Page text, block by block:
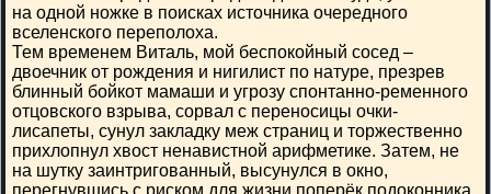
на одной ножке в поисках источника очередного
вселенского переполоха.
Тем временем Виталь, мой беспокойный сосед –
двоечник от рождения и нигилист по натуре, презрев
блинный бойкот мамаши и угрозу спонтанно-ременного
отцовского взрыва, сорвал с переносицы очки-
лисапеты, сунул закладку меж страниц и торжественно
прихлопнул хвост ненавистной арифметике. Затем, не
на шутку заинтригованный, высунулся в окно,
перегнувшись с риском для жизни поперёк подоконника.